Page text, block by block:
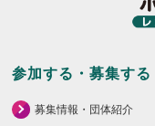
参加する・募集する
募集情報・団体紹介